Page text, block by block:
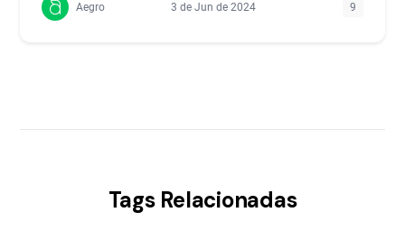
Aegro 3 de Jun de 2024 9
Tags Relacionadas